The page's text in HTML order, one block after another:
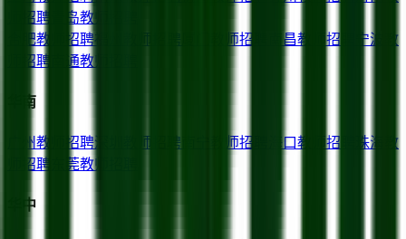
师招聘
青岛教师招聘
合肥教师招聘 教师招聘 南昌教师招聘 宁波
教
师招聘
南通教师招聘
华南
广州教师招聘深圳 教师招聘 教师招聘 海口教师招聘 珠海
教
师招聘
东莞教师招聘
华中